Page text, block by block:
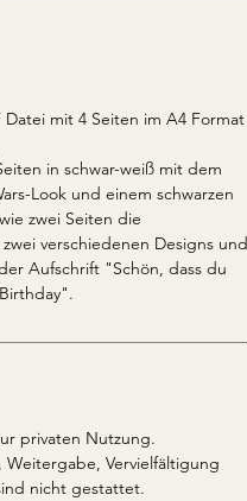
Datei mit 4 Seiten im A4 Format
in schwar-weiß mit dem
Look und einem schwarzen
zwei Seiten die
verschiedenen Designs und
Aufschrift "Schön, dass du
privaten Nutzung.
Vervielfältigung
nicht gestattet.